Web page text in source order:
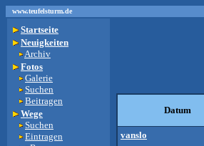
www.teufelsturm.de
Startseite
Neuigkeiten
Archiv
Fotos
Galerie
Suchen
Beitragen
Wege
Suchen
Eintragen
Datum
vanslo